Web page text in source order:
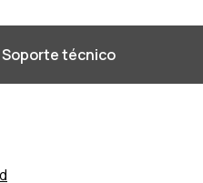
Soporte técnico